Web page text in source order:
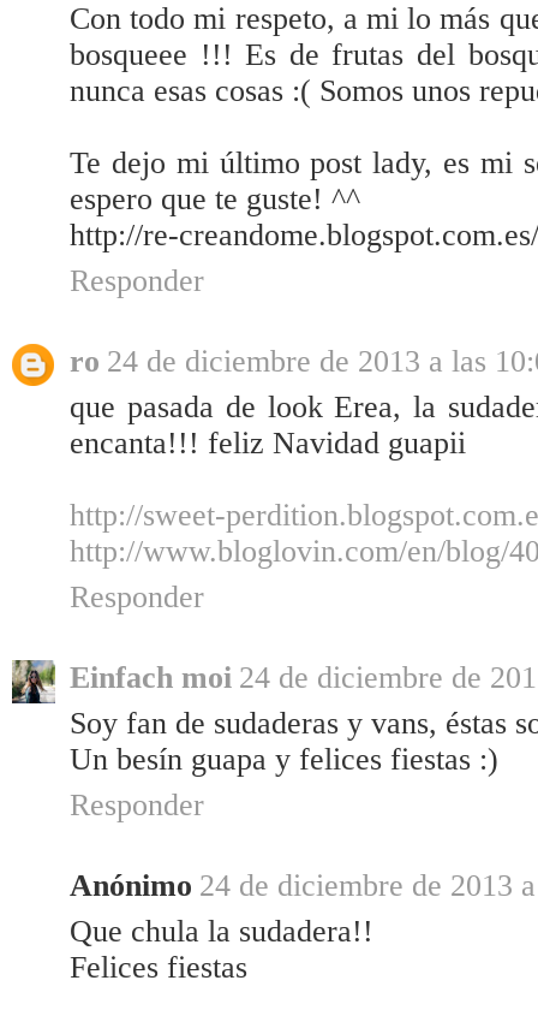
Con todo mi respeto, a mi lo más
bosqueee !!! Es de frutas del
nunca esas cosas :( Somos unos
Te dejo mi último post lady, es mi
espero que te guste! ^^
http://re-
Responder
ro 24 de diciembre de 2013 a las
que pasada de look Erea, la
encanta!!! feliz Navidad guapii
http://sweet-
http://www.bloglovin.com/en/blog/
Responder
Einfach moi 24 de diciembre de
Soy fan de sudaderas y vans, éstas
Un besín guapa y felices fiestas :)
Responder
Anónimo 24 de diciembre de 2013
Que chula la sudadera!!
Felices fiestas